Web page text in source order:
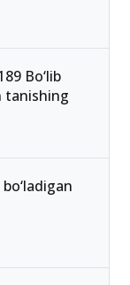
Bo‘lib
tanishing